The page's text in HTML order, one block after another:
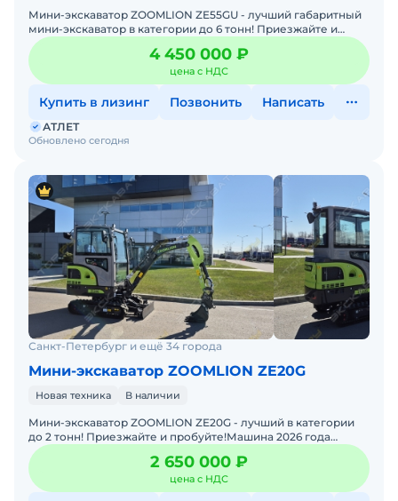
Мини-экскаватор ZOOMLION ZE55GU - лучший габаритный
мини-экскаватор в категории до 6 тонн! Приезжайте и
пробуйте!Машина 2026 года выпуска с гарантией.
Просторн
4 450 000 ₽
цена с НДС
Купить в лизинг Позвонить Написать
Обновлено сегодня
АТЛЕТ
Санкт-Петербург и ещё 34 города
Мини-экскаватор ZOOMLION ZE20G
Новая техника В наличии
Мини-экскаватор ZOOMLION ZE20G - лучший в категории
до 2 тонн! Приезжайте и пробуйте!Машина 2026 года
выпуска. Просторная высокотехнологичная кабина, элект
2 650 000 ₽
цена с НДС